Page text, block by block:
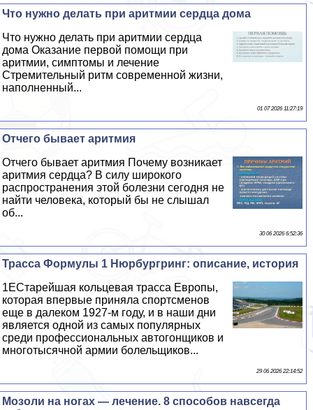
Что нужно делать при аритмии сердца дома
Что нужно делать при аритмии сердца
дома Оказание первой помощи при
аритмии, симптомы и лечение
Стремительный ритм современной жизни,
наполненный...
01 07 2026 11:27:19
Отчего бывает аритмия
Отчего бывает аритмия Почему возникает
аритмия сердца? В силу широкого
распространения этой болезни сегодня не
найти человека, который бы не слышал
об...
30 06 2026 6:52:36
Трасса Формулы 1 Нюрбургринг: описание, история
1EСтарейшая кольцевая трасса Европы,
которая впервые приняла спортсменов
еще в далеком 1927-м году, и в наши дни
является одной из самых популярных
среди профессиональных автогонщиков и
многотысячной армии болельщиков...
29 06 2026 22:14:52
Мозоли на ногах — лечение. 8 способов навсегда